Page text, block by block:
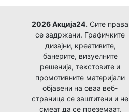
2026 Акција24. Сите права
се задржани. Графичките
дизајни, креативите,
банерите, визуелните
решенија, текстовите и
промотивните материјали
објавени на оваа веб-
страница се заштитени и не
смеат да се преземаат,